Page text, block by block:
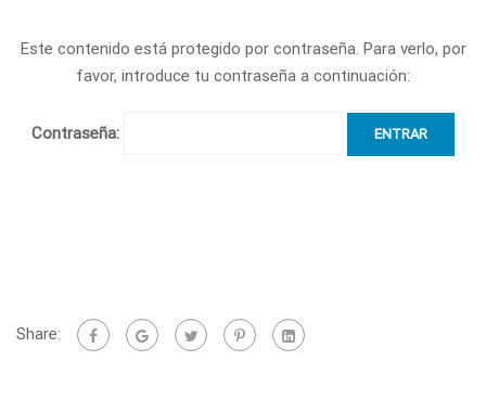
Este contenido está protegido por contraseña. Para verlo, por
favor, introduce tu contraseña a continuación:
Contraseña:
Share: